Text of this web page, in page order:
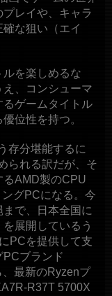
レイや、キャラ
な狙い（エイ
を楽しめるな
、コンシューマ
ゲームタイトル
位性を持つ。
存分堪能するに
られる訳だが、そ
るAMD製のCPU
グPCになる。今
で、日本全国に
展開しているう
PCを提供して支
PCブランド
、最新のRyzenプ
R37T 5700X